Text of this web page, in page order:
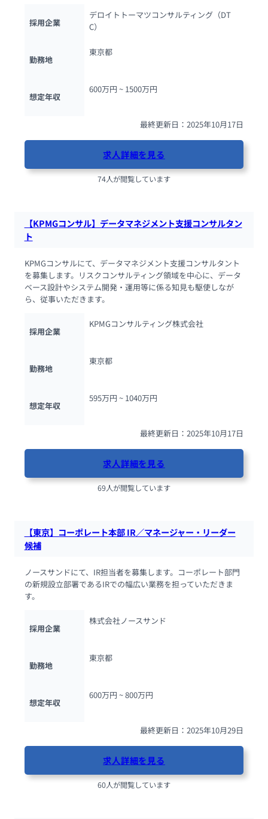
採用企業
デロイトトーマツコンサルティング（DT
C）
勤務地
東京都
想定年収
600万円 ~ 1500万円
最終更新日：2025年10月17日
求人詳細を見る
74人が閲覧しています
【KPMGコンサル】データマネジメント支援コンサルタン
ト
KPMGコンサルにて、データマネジメント支援コンサルタント
を募集します。リスクコンサルティング領域を中心に、データ
ベース設計やシステム開発・運用等に係る知見も駆使しなが
ら、従事いただきます。
採用企業
KPMGコンサルティング株式会社
勤務地
東京都
想定年収
595万円 ~ 1040万円
最終更新日：2025年10月17日
求人詳細を見る
69人が閲覧しています
【東京】コーポレート本部 IR／マネージャー・リーダー
候補
ノースサンドにて、IR担当者を募集します。コーポレート部門
の新規設立部署であるIRでの幅広い業務を担っていただきま
す。
採用企業
株式会社ノースサンド
勤務地
東京都
想定年収
600万円 ~ 800万円
最終更新日：2025年10月29日
求人詳細を見る
60人が閲覧しています